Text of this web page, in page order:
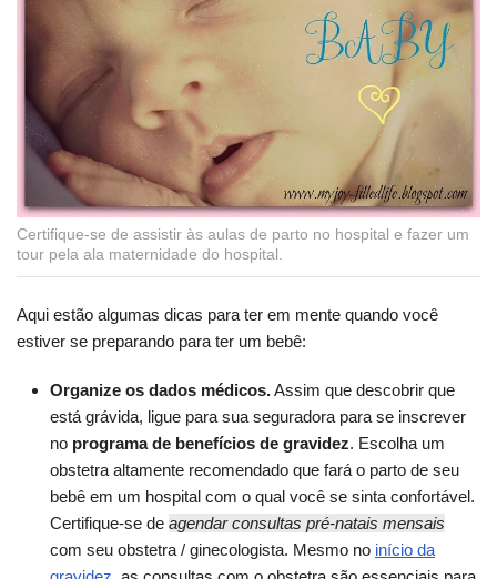
Certifique-se de assistir às aulas de parto no hospital e fazer um
tour pela ala maternidade do hospital.
Aqui estão algumas dicas para ter em mente quando você
estiver se preparando para ter um bebê:
Organize os dados médicos.Assim que descobrir que
está grávida, ligue para sua seguradora para se inscrever
no programa de benefícios de gravidez. Escolha um
obstetra altamente recomendado que fará o parto de seu
bebê em um hospital com o qual você se sinta confortável.
Certifique-se de agendar consultas pré-natais mensais
com seu obstetra / ginecologista. Mesmo no início da